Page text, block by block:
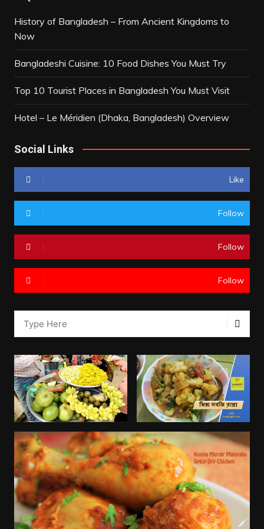
History of Bangladesh – From Ancient Kingdoms to
Now
Bangladeshi Cuisine: 10 Food Dishes You Must Try
Top 10 Tourist Places in Bangladesh You Must Visit
Hotel – Le Méridien (Dhaka, Bangladesh) Overview
Social Links
Like
Follow
Follow
Follow